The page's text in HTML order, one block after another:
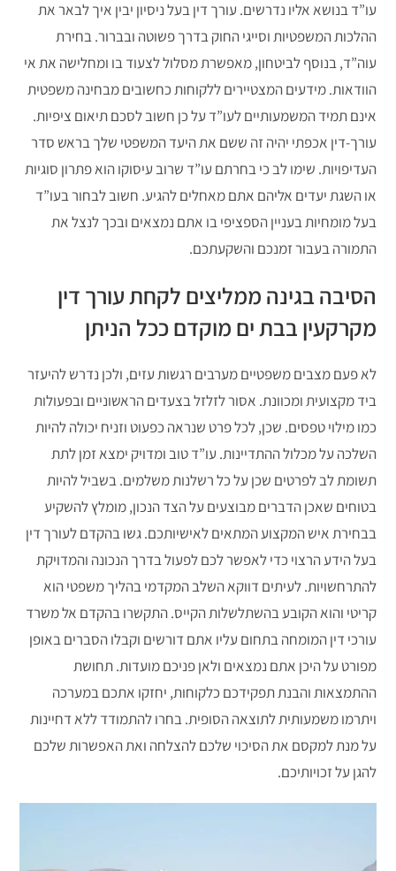
עו”ד בנושא אליו נדרשים. עורך דין בעל ניסיון יבין איך לבאר את
ההלכות המשפטיות וסייגי החוק בדרך פשוטה ובברור. בחירת
עוה”ד, בנוסף לביטחון, מאפשרת מסלול לצעוד בו ומחלישה את אי
הוודאות. מידעים המצטיירים ללקוחות כחשובים מבחינה משפטית
אינם תמיד המשמעותיים לעו”ד על כן חשוב לסכם תיאום ציפיות.
עורך-דין אכפתי יהיה זה ששם את היעד המשפטי שלך בראש סדר
העדיפויות. שימו לב כי בחרתם עו”ד שרוב עיסוקו הוא פתרון סוגיות
או השגת יעדים אליהם אתם מאחלים להגיע. חשוב לבחור בעו”ד
בעל מומחיות בעניין הספציפי בו אתם נמצאים ובכך לנצל את
התמורה בעבור זמנכם והשקעתכם.
הסיבה בגינה ממליצים לקחת עורך דין
מקרקעין בבת ים מוקדם ככל הניתן
לא פעם מצבים משפטיים מערבים רגשות עזים, ולכן נדרש להיעזר
ביד מקצועית ומכוונת. אסור לזלזל בצעדים הראשוניים ובפעולות
כמו מילוי טפסים. שכן, לכל פרט שנראה כפעוט וזניח יכולה להיות
השלכה על מכלול ההתדיינות. עו”ד טוב ומדויק ימצא זמן לתת
תשומת לב לפרטים שכן על כל רשלנות משלמים. בשביל להיות
בטוחים שאכן הדברים מבוצעים על הצד הנכון, מומלץ להשקיע
בבחירת איש המקצוע המתאים לאישיותכם. גשו בהקדם לעורך דין
בעל הידע הרצוי כדי לאפשר לכם לפעול בדרך הנכונה והמדויקת
להתרחשויות. לעיתים דווקא השלב המקדמי בהליך משפטי הוא
קריטי והוא הקובע בהשתלשלות הקייס. התקשרו בהקדם אל משרד
עורכי דין המומחה בתחום עליו אתם דורשים וקבלו הסברים באופן
מפורט על היכן אתם נמצאים ולאן פניכם מועדות. תחושת
ההתמצאות והבנת תפקידכם כלקוחות, יחזקו אתכם במערכה
ויתרמו משמעותית לתוצאה הסופית. בחרו להתמודד ללא דחיינות
על מנת למקסם את הסיכוי שלכם להצלחה ואת האפשרות שלכם
להגן על זכויותיכם.